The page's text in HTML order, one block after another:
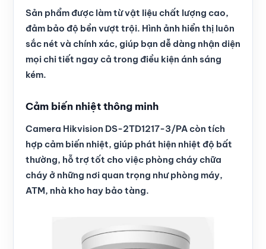
Sản phẩm được làm từ vật liệu chất lượng cao,
đảm bảo độ bền vượt trội. Hình ảnh hiển thị luôn
sắc nét và chính xác, giúp bạn dễ dàng nhận diện
mọi chi tiết ngay cả trong điều kiện ánh sáng
kém.
Cảm biến nhiệt thông minh
Camera Hikvision DS-2TD1217-3/PA còn tích
hợp cảm biến nhiệt, giúp phát hiện nhiệt độ bất
thường, hỗ trợ tốt cho việc phòng cháy chữa
cháy ở những nơi quan trọng như phòng máy,
ATM, nhà kho hay bảo tàng.